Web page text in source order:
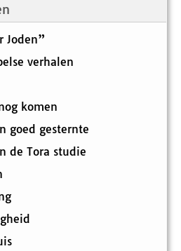
Joden”
verhalen
komen
goed gesternte
de Tora studie